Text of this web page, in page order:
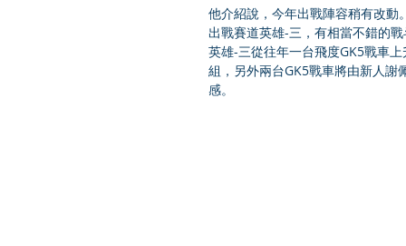
他介紹說，今年出戰陣容稍有改動
出戰賽道英雄-三，有相當不錯的
英雄-三從往年一台飛度GK5戰車
組，另外兩台GK5戰車將由新人謝
感。